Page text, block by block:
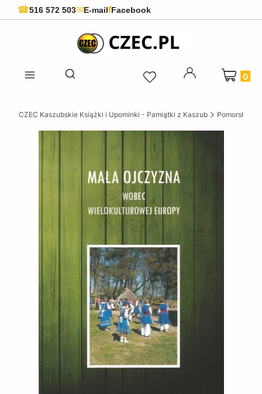
☎516 572 503✉E-mailfFacebook
Otwórz wyszukiwarkę
Produkty
CZEC Kaszubskie Książki i Upominki - Pamiątki z Kaszub Pomorskie